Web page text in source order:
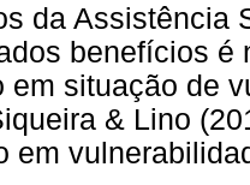
da Assistência
benefícios é
em situação de
& Lino
em